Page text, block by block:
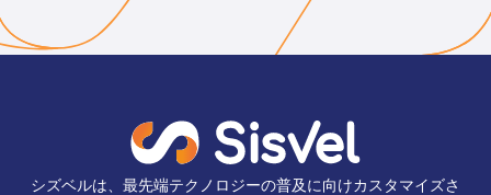
シズベルは、最先端テクノロジーの普及に向けカスタマイズさ